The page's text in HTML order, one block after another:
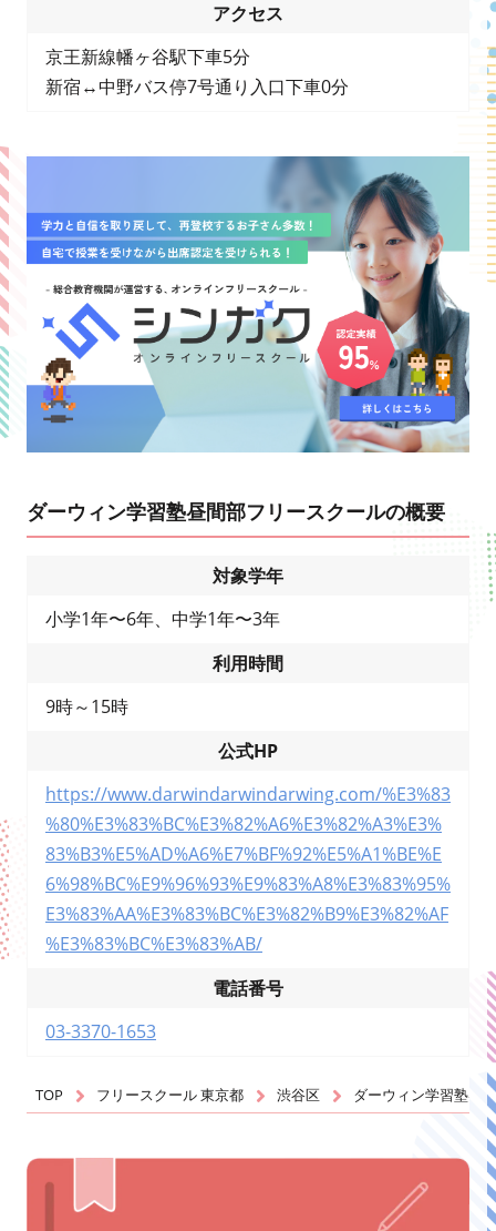
アクセス
京王新線幡ヶ谷駅下車5分
新宿↔︎中野バス停7号通り入口下車0分
ダーウィン学習塾昼間部フリースクールの概要
対象学年
小学1年〜6年、中学1年〜3年
利用時間
9時～15時
公式HP
https://www.darwindarwindarwing.com/%E3%83
%80%E3%83%BC%E3%82%A6%E3%82%A3%E3%
83%B3%E5%AD%A6%E7%BF%92%E5%A1%BE%E
6%98%BC%E9%96%93%E9%83%A8%E3%83%95%
E3%83%AA%E3%83%BC%E3%82%B9%E3%82%AF
%E3%83%BC%E3%83%AB/
電話番号
03-3370-1653
TOP フリースクール 東京都 渋谷区 ダーウィン学習塾昼